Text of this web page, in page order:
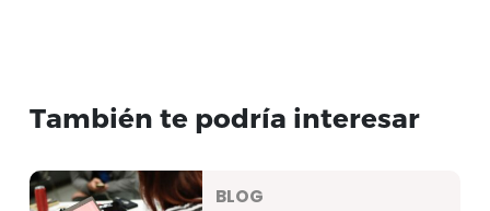
También te podría interesar
BLOG